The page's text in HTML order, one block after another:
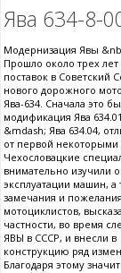
Ява 634-8-
Модернизация Явы
Прошло около трех лет
поставок в Советский
нового дорожного
Ява-634. Сначала это
модификация Ява
&mdash; Ява 634.04,
от первой некоторыми
Чехословацкие
внимательно изучили
эксплуатации машин, а
замечания и
мотоциклистов,
частности, во время
ЯВЫ в СССР, и внесли в
конструкцию ряд
Благодаря этому